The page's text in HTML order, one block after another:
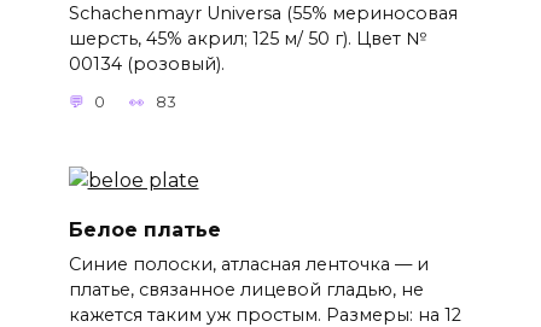
Schachenmayr Universa (55% мериносовая
шерсть, 45% акрил; 125 м/ 50 г). Цвет №
00134 (розовый).
0 83
Белое платье
Синие полоски, атласная ленточка — и
платье, связанное лицевой гладью, не
кажется таким уж простым. Размеры: на 12